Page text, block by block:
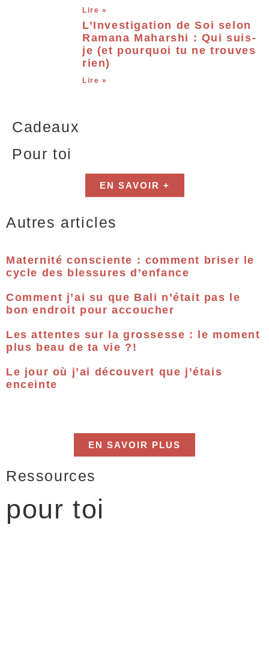
Lire »
L’Investigation de Soi selon
Ramana Maharshi : Qui suis-
je (et pourquoi tu ne trouves
rien)
Lire »
Cadeaux
Pour toi
EN SAVOIR +
Autres articles
Maternité consciente : comment briser le
cycle des blessures d’enfance
Comment j’ai su que Bali n’était pas le
bon endroit pour accoucher
Les attentes sur la grossesse : le moment
plus beau de ta vie ?!
Le jour où j’ai découvert que j’étais
enceinte
EN SAVOIR PLUS
Ressources
pour toi